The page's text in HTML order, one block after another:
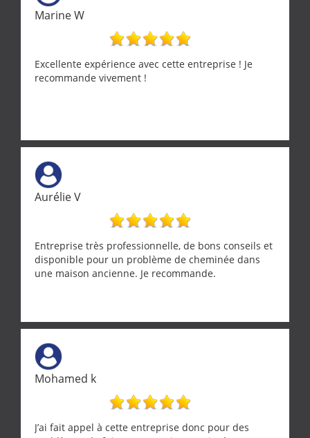
Marine W
Excellente expérience avec cette entreprise ! Je
recommande vivement !
Aurélie V
Entreprise très professionnelle, de bons conseils et
disponible pour un problème de cheminée dans
une maison ancienne. Je recommande.
Mohamed k
J’ai fait appel à cette entreprise donc pour des